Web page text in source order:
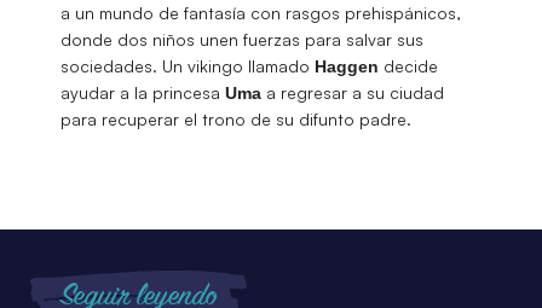
a un mundo de fantasía con rasgos prehispánicos,
donde dos niños unen fuerzas para salvar sus
sociedades. Un vikingo llamado Haggen decide
ayudar a la princesa Uma a regresar a su ciudad
para recuperar el trono de su difunto padre.
Seguir leyendo